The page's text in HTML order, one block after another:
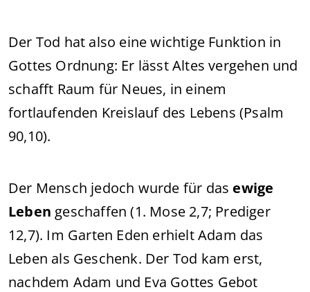
Der Tod hat also eine wichtige Funktion in
Gottes Ordnung: Er lässt Altes vergehen und
schafft Raum für Neues, in einem
fortlaufenden Kreislauf des Lebens (Psalm
90,10).
Der Mensch jedoch wurde für das ewige
Leben geschaffen (1. Mose 2,7; Prediger
12,7). Im Garten Eden erhielt Adam das
Leben als Geschenk. Der Tod kam erst,
nachdem Adam und Eva Gottes Gebot